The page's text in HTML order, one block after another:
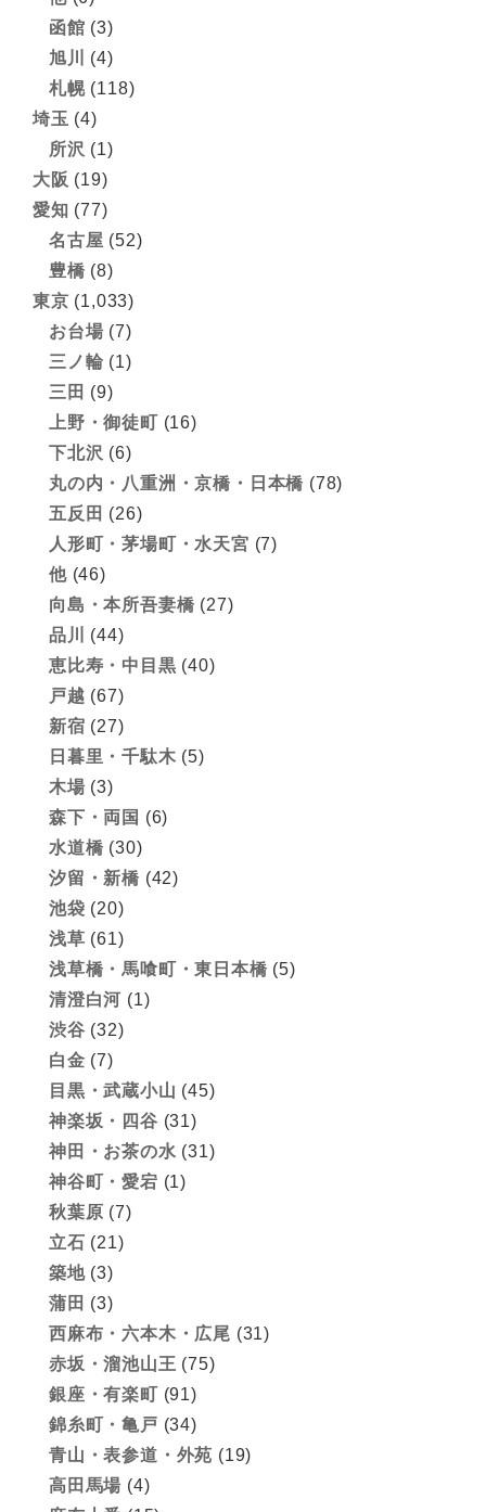
函館 (3)
旭川
(4)
札幌(118)
埼玉 (4)
所沢 (1)
大阪 (19)
愛知 (77)
名古屋 (52)
豊橋 (8)
東京 (1,033)
お台場 (7)
三ノ輪 (1)
三田 (9)
上野・御徒町 (16)
下北沢 (6)
丸の内・八重洲・京橋・日本橋 (78)
五反田 (26)
人形町・茅場町・水天宮 (7)
他(46)
向島・本所吾妻橋 (27)
品川
(44)
恵比寿・中目黒 (40)
戸越 (67)
新宿 (27)
日暮里・千駄木 (5)
木場 (3)
森下・両国 (6)
水道橋 (30)
汐留・新橋 (42)
池袋 (20)
浅草 (61)
浅草橋・馬喰町・東日本橋 (5)
清澄白河 (1)
渋谷 (32)
白金 (7)
目黒・武蔵小山 (45)
神楽坂・四谷 (31)
神田・お茶の水 (31)
神谷町・愛宕 (1)
秋葉原 (7)
立石 (21)
築地(3)
蒲田 (3)
西麻布・六本木・広尾 (31)
赤坂・溜池山王 (75)
銀座・有楽町 (91)
錦糸町・亀戸 (34)
青山・表参道・外苑 (19)
高田馬場 (4)